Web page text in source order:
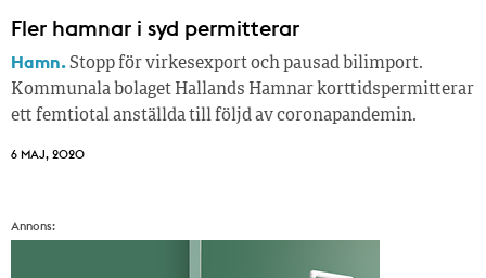
Fler hamnar i syd permitterar
Hamn.Stopp för virkesexport och pausad bilimport.
Kommunala bolaget Hallands Hamnar korttidspermitterar
ett femtiotal anställda till följd av coronapandemin.
6 MAJ, 2020
Annons: